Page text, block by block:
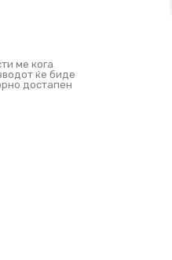
ме кога
ќе биде
достапен